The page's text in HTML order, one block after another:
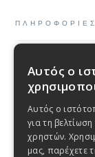
ΠΛΗΡΟΦΟΡΙΕΣ
ΠΑΘΗΣΕΙΣ
ΥΠΗΡΕΣΙΕΣ
Αυτός ο
Αυτός ο
για τη
χρηστών.
μας, παρέχετε